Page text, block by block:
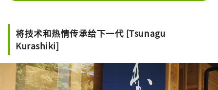
将技术和热情传承给下一代 [Tsunagu
Kurashiki]